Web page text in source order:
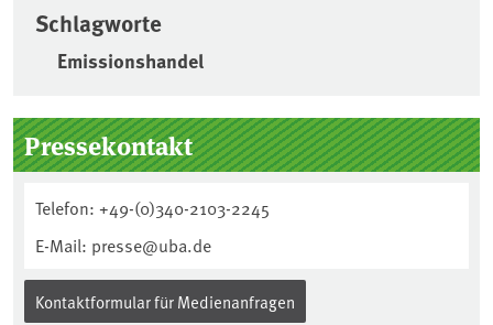
Schlagworte
Emissionshandel
Seitenleiste
Pressekontakt
Telefon: +49-(0)340-2103-2245
E-Mail: presse@uba.de
Kontaktformular für Medienanfragen